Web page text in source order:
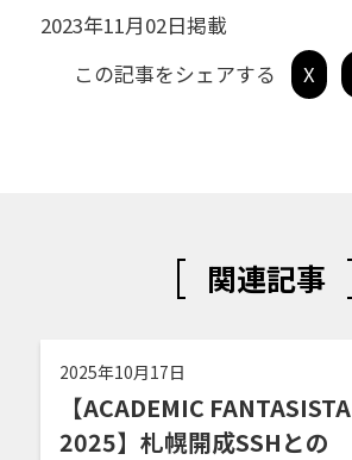
2023年11月02日掲載
この記事をシェアする
X
関連記事
2025年10月17日
【ACADEMIC FANTASISTA
2025】札幌開成SSHとの